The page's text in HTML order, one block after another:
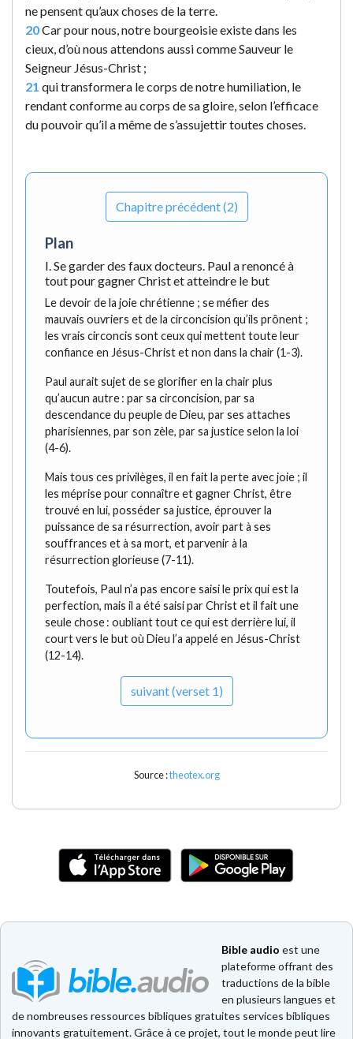
ne pensent qu’aux choses de la terre.
20Car pour nous, notre bourgeoisie existe dans les
cieux, d’où nous attendons aussi comme Sauveur le
Seigneur Jésus-Christ ;
21 qui transformera le corps de notre humiliation, le
rendant conforme au corps de sa gloire, selon l’efficace
du pouvoir qu’il a même de s’assujettir toutes choses.
Chapitre précédent (2)
Plan
I. Se garder des faux docteurs. Paul a renoncé à
tout pour gagner Christ et atteindre le but
Le devoir de la joie chrétienne ; se méfier des
mauvais ouvriers et de la circoncision qu’ils prônent ;
les vrais circoncis sont ceux qui mettent toute leur
confiance en Jésus-Christ et non dans la chair (1-3).
Paul aurait sujet de se glorifier en la chair plus
qu’aucun autre : par sa circoncision, par sa
descendance du peuple de Dieu, par ses attaches
pharisiennes, par son zèle, par sa justice selon la loi
(4-6).
Mais tous ces privilèges, il en fait la perte avec joie ; il
les méprise pour connaître et gagner Christ, être
trouvé en lui, posséder sa justice, éprouver la
puissance de sa résurrection, avoir part à ses
souffrances et à sa mort, et parvenir à la
résurrection glorieuse (7-11).
Toutefois, Paul n’a pas encore saisi le prix qui est la
perfection, mais il a été saisi par Christ et il fait une
seule chose : oubliant tout ce qui est derrière lui, il
court vers le but où Dieu l’a appelé en Jésus-Christ
(12-14).
suivant (verset 1)
Source :theotex.org
Bible audio est une
plateforme offrant des
traductions de la bible
en plusieurs langues et
de nombreuses ressources bibliques gratuites services bibliques
innovants gratuitement. Grâce à ce projet, tout le monde peut lire